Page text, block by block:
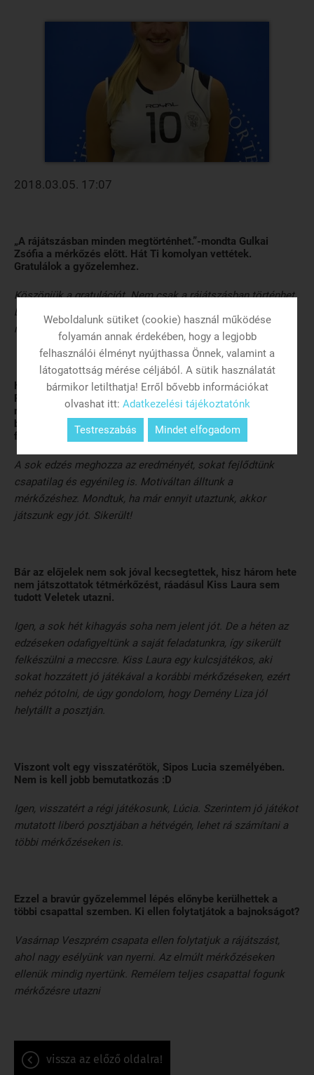
2018.03.05. 17:07
„A rájátszásban minden megtörténhet.”-mondta Gulkai
Zsófia a mérkőzés előtt. Hát Ti komolyan vettétek.
Gratulálok a győzelemhez.
Köszönjük a gratulációt. Nem csak a rájátszásban történhet
bármi, hanem az egész bajnokság tartogat magában
meglepetést. Ami most be is igazolódott.
Harmadik mérkőzéseteket játszottátok a dobogóra esélyes
Pécs csapata ellen. Előszőr egy sima 3-0-as vereség itthon,
majd Pécsett szintén 3-0 állt a végén a táblán, ám sokkal
bíztatóbb játékkal. Most meg 3-1 Nektek. Kézzel fogható a
fejlődés.
A sok edzés meghozza az eredményét, sokat fejlődtünk
csapatilag és egyénileg is. Motiváltan álltunk a
mérkőzéshez. Mondtuk, ha már ennyit utaztunk, akkor
játszunk egy jót. Sikerült!
Bár az előjelek nem sok jóval kecsegtettek, hisz három hete
nem játszottatok tétmérkőzést, ráadásul Kiss Laura sem
tudott Veletek utazni.
Igen, a sok hét kihagyás soha nem jelent jót. De a héten az
edzéseken odafigyeltünk a saját feladatunkra, így sikerült
felkészülni a meccsre. Kiss Laura egy kulcsjátékos, aki
sokat hozzátett jó játékával a korábbi mérkőzéseken, ezért
nehéz pótolni, de úgy gondolom, hogy Demény Liza jól
helytállt a posztján.
Viszont volt egy visszatérőtök, Sipos Lucia személyében.
Nem is kell jobb bemutatkozás :D
Igen, visszatért a régi játékosunk, Lúcia. Szerintem jó játékot
mutatott liberó posztjában a hétvégén, lehet rá számítani a
többi mérkőzéseken is.
Ezzel a bravúr győzelemmel lépés előnybe kerülhettek a
többi csapattal szemben. Ki ellen folytatjátok a bajnokságot?
Vasárnap Veszprém csapata ellen folytatjuk a rájátszást,
ahol nagy esélyünk van nyerni. Az elmúlt mérkőzéseken
ellenük mindig nyertünk. Remélem teljes csapattal fogunk
mérkőzésre utazni
vissza az előző oldalra!
Mindet elfogadom
Testreszabás
Weboldalunk sütiket (cookie) használ működése
folyamán annak érdekében, hogy a legjobb
felhasználói élményt nyújthassa Önnek, valamint a
látogatottság mérése céljából. A sütik használatát
bármikor letilthatja! Erről bővebb információkat
olvashat itt: Adatkezelési tájékoztatónk